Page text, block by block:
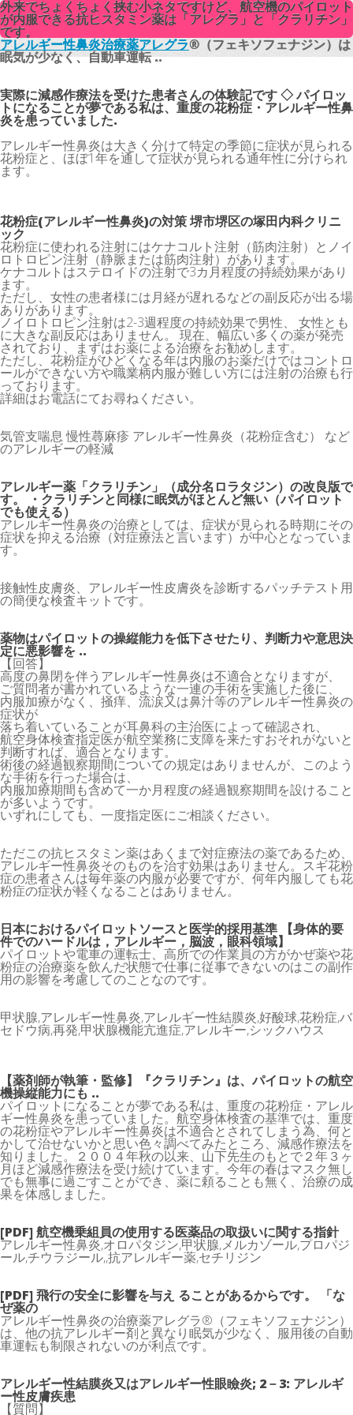
外来でちょくちょく挟む小ネタですけど、航空機のパイロット
が内服できる抗ヒスタミン薬は「アレグラ」と「クラリチン」
です。
アレルギー性鼻炎治療薬アレグラ®（フェキソフェナジン）は
眠気が少なく、自動車運転 ..
実際に減感作療法を受けた患者さんの体験記です ◇ パイロッ
トになることが夢である私は、重度の花粉症・アレルギー性鼻
炎を患っていました.
アレルギー性鼻炎は大きく分けて特定の季節に症状が見られる
花粉症と、ほぼ1年を通して症状が見られる通年性に分けられ
ます。
花粉症(アレルギー性鼻炎)の対策 堺市堺区の塚田内科クリニ
ック
花粉症に使われる注射にはケナコルト注射（筋肉注射）とノイ
ロトロピン注射（静脈または筋肉注射）があります。
ケナコルトはステロイドの注射で3カ月程度の持続効果があり
ます。
ただし、女性の患者様には月経が遅れるなどの副反応が出る場
ありがあります。
ノイロトロピン注射は2-3週程度の持続効果で男性、 女性とも
に大きな副反応はありません。 現在、幅広い多くの薬が発売
されており、まずはお薬による治療をお勧めします。
ただし、花粉症がひどくなる年は内服のお薬だけではコントロ
ールができない方や職業柄内服が難しい方には注射の治療も行
っております。
詳細はお電話にてお尋ねください。
気管支喘息 慢性蕁麻疹 アレルギー性鼻炎（花粉症含む） など
のアレルギーの軽減
アレルギー薬「クラリチン」（成分名ロラタジン）の改良版で
す。 ・クラリチンと同様に眠気がほとんど無い（パイロット
でも使える）
アレルギー性鼻炎の治療としては、症状が見られる時期にその
症状を抑える治療（対症療法と言います）が中心となっていま
す。
接触性皮膚炎、アレルギー性皮膚炎を診断するパッチテスト用
の簡便な検査キットです。
薬物はパイロットの操縦能力を低下させたり、判断力や意思決
定に悪影響を ..
【回答】
高度の鼻閉を伴うアレルギー性鼻炎は不適合となりますが、
ご質問者が書かれているような一連の手術を実施した後に、
内服加療がなく、掻痒、流涙又は鼻汁等のアレルギー性鼻炎の
症状が
落ち着いていることが耳鼻科の主治医によって確認され、
航空身体検査指定医が航空業務に支障を来たすおそれがないと
判断すれば、適合となります。
術後の経過観察期間についての規定はありませんが、このよう
な手術を行った場合は、
内服加療期間も含めて一か月程度の経過観察期間を設けること
が多いようです。
いずれにしても、一度指定医にご相談ください。
ただこの抗ヒスタミン薬はあくまで対症療法の薬であるため、
アレルギー性鼻炎そのものを治す効果はありません。スギ花粉
症の患者さんは毎年薬の内服が必要ですが、何年内服しても花
粉症の症状が軽くなることはありません。
日本におけるパイロットソースと医学的採用基準 【身体的要
件でのハードルは，アレルギー，脳波，眼科領域】
パイロットや電車の運転士、高所での作業員の方がかぜ薬や花
粉症の治療薬を飲んだ状態で仕事に従事できないのはこの副作
用の影響を考慮してのことなのです。
甲状腺,アレルギー性鼻炎,アレルギー性結膜炎,好酸球,花粉症,バ
セドウ病,再発,甲状腺機能亢進症,アレルギー,シックハウス
【薬剤師が執筆・監修】『クラリチン』は、パイロットの航空
機操縦能力にも ..
パイロットになることが夢である私は、重度の花粉症・アレル
ギー性鼻炎を患っていました。航空身体検査の基準では、重度
の花粉症やアレルギー性鼻炎は不適合とされてしまう為、何と
かして治せないかと思い色々調べてみたところ、減感作療法を
知りました。２００４年秋の以来、山下先生のもとで２年３ヶ
月ほど減感作療法を受け続けています。今年の春はマスク無し
でも無事に過ごすことができ、薬に頼ることも無く、治療の成
果を体感しました。
[PDF] 航空機乗組員の使用する医薬品の取扱いに関する指針
アレルギー性鼻炎,オロパタジン,甲状腺,メルカゾール,プロパジ
ール,チウラジール,,抗アレルギー薬,セチリジン
[PDF] 飛行の安全に影響を与え ることがあるからです。 「な
ぜ薬の
アレルギー性鼻炎の治療薬アレグラ®（フェキソフェナジン）
は、他の抗アレルギー剤と異なり眠気が少なく、服用後の自動
車運転も制限されないのが利点です。
アレルギー性結膜炎又はアレルギー性眼瞼炎; 2－3: アレルギ
ー性皮膚疾患
【質問】
外来でちょくちょく挟む小ネタですけど、航空機のパイロット
が内服できる抗ヒスタミン薬は「アレグラ」と「クラリチン」
です。
アレルギー性鼻炎治療薬アレグラ®（フェキソフェナジン）は
眠気が少なく、自動車運転 ..